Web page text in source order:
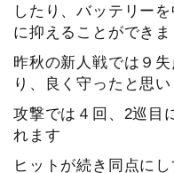
したり、バッテリー
に抑えることができま
昨秋の新人戦では９
り、良く守ったと思い
攻撃では４回、2巡目
れます
ヒットが続き同点に